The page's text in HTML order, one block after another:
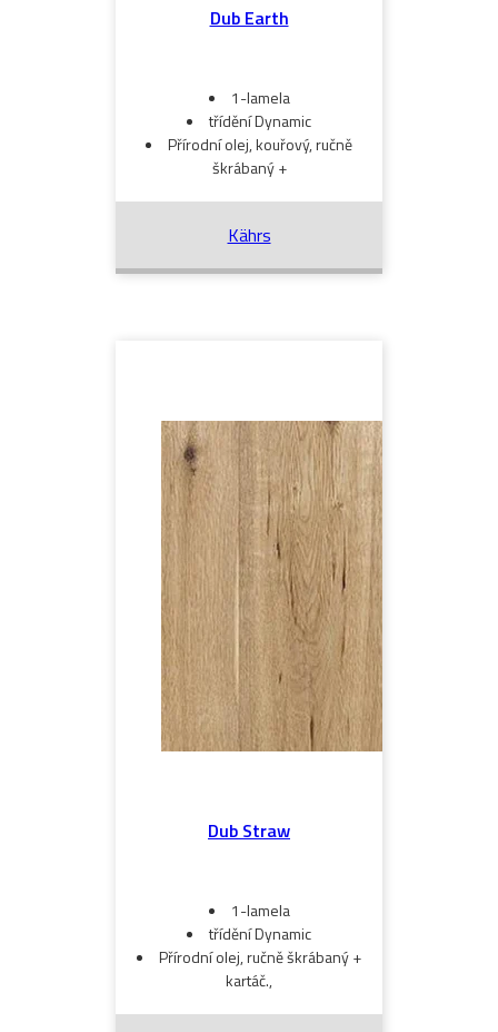
Dub Earth
1-lamela
třídění Dynamic
Přírodní olej, kouřový, ručně
škrábaný +
Kährs
Dub Straw
1-lamela
třídění Dynamic
Přírodní olej, ručně škrábaný +
kartáč.,